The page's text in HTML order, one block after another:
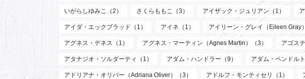
いがらしゆみこ（2） さくらももこ（3） アイザック・ジュリアン（1）
アイダ・エックブラッド（1） アイネ（1） アイリーン・グレイ（Eileen Gray
アグネス・デネス（1） アグネス・マーティン（Agnes Martin）（3） アゴス
アタナジオ・ソルダーティ（1） アダム・ハンドラー（9） アダム・ペンドルト
アドリアナ・オリバー（Adriana Oliver）（3） アドルフ・モンティセリ（1）